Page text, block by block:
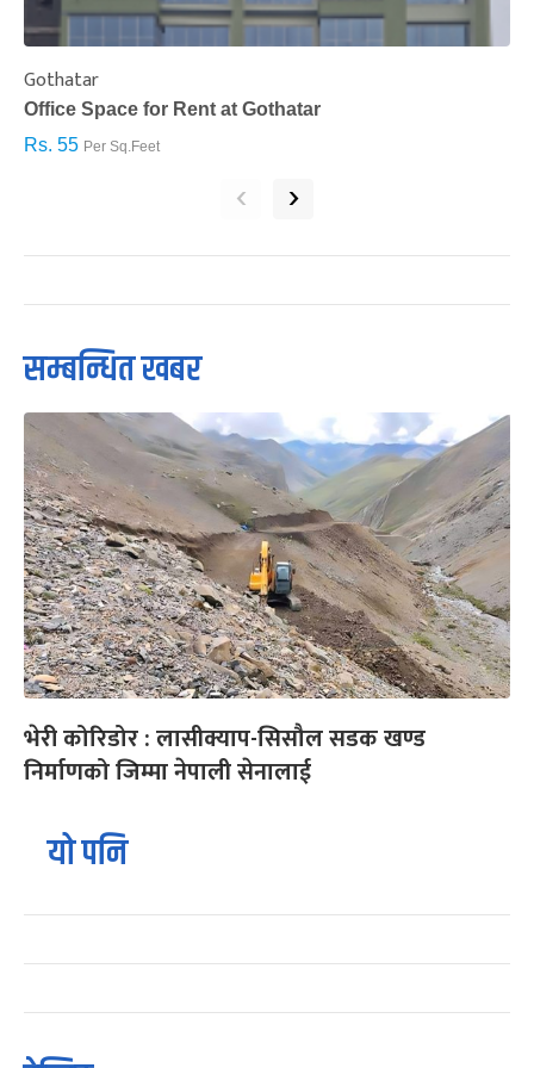
Gothatar
Office Space for Rent at Gothatar
Rs. 55 Per Sq.Feet
‹ ›
सम्बन्धित खबर
भेरी कोरिडोर : लासीक्याप-सिसौल सडक खण्ड
निर्माणको जिम्मा नेपाली सेनालाई
यो पनि